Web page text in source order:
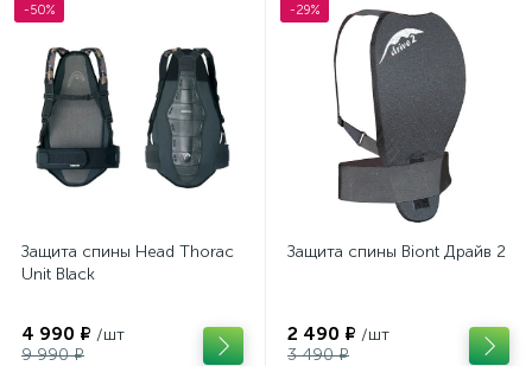
-50%
Защита спины Head Thorac
Unit Black
4 990 ₽ /шт
9 990 ₽
-29%
Защита спины Biont Драйв 2
2 490 ₽ /шт
3 490 ₽